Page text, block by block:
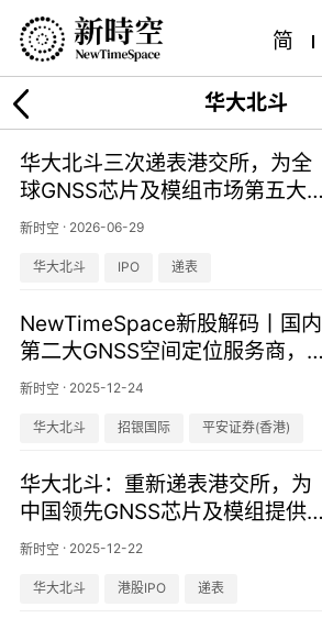
简
华大北斗
华大北斗三次递表港交所，为全
球GNSS芯片及模组市场第五大
供应商
新时空 · 2026-06-29
华大北斗 IPO 递表
NewTimeSpace新股解码丨国内
第二大GNSS空间定位服务商，
华大北斗再次冲击港股IPO
新时空 · 2025-12-24
华大北斗 招银国际 平安证券(香港)
华大北斗：重新递表港交所，为
中国领先GNSS芯片及模组提供
商
新时空 · 2025-12-22
华大北斗 港股IPO 递表